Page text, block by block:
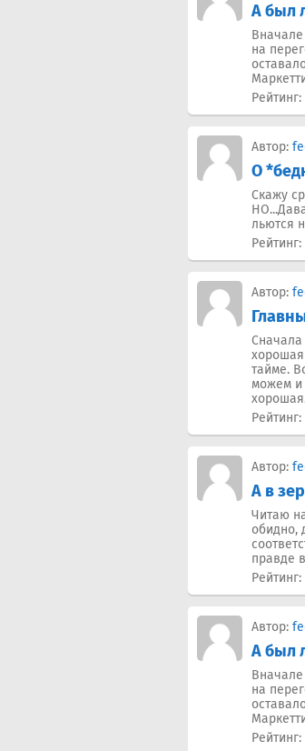
А был
на
Рейтинг:
Автор:
О
Скажу
льются
Рейтинг:
Автор:
хорошая
тайме.
можем и
Рейтинг:
Автор:
А в
Читаю
обидно,
правде
Рейтинг:
Автор:
А был
на
Рейтинг: